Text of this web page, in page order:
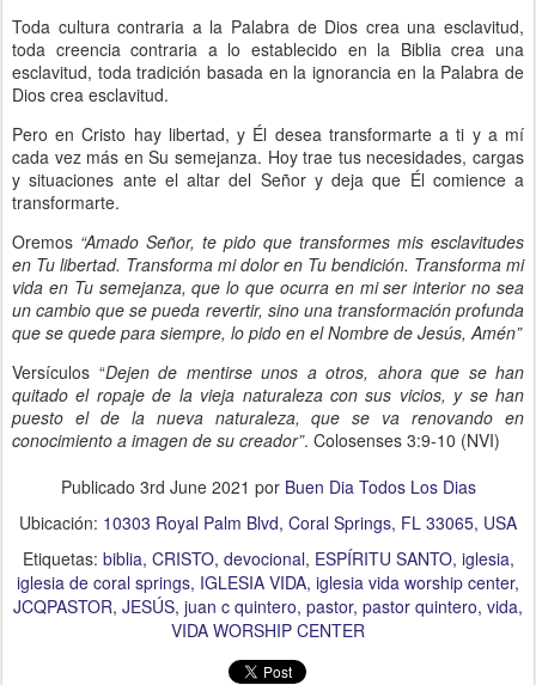
Toda cultura contraria a la Palabra de Dios crea una esclavitud,
toda creencia contraria a lo establecido en la Biblia crea una
esclavitud, toda tradición basada en la ignorancia en la Palabra de
Dios crea esclavitud.
Pero en Cristo hay libertad, y Él desea transformarte a ti y a mí
cada vez más en Su semejanza. Hoy trae tus necesidades, cargas
y situaciones ante el altar del Señor y deja que Él comience a
transformarte.
Oremos “Amado Señor, te pido que transformes mis esclavitudes
en Tu libertad. Transforma mi dolor en Tu bendición. Transforma mi
vida en Tu semejanza, que lo que ocurra en mi ser interior no sea
un cambio que se pueda revertir, sino una transformación profunda
que se quede para siempre, lo pido en el Nombre de Jesús, Amén”
Versículos “Dejen de mentirse unos a otros, ahora que se han
quitado el ropaje de la vieja naturaleza con sus vicios, y se han
puesto el de la nueva naturaleza, que se va renovando en
conocimiento a imagen de su creador”. Colosenses 3:9-10 (NVI)
Publicado 3rd June 2021 por Buen Dia Todos Los Dias
Ubicación: 10303 Royal Palm Blvd, Coral Springs, FL 33065, USA
Etiquetas: biblia CRISTO devocional ESPÍRITU SANTO iglesia
iglesia de coral springs IGLESIA VIDA iglesia vida worship center
JCQPASTOR JESÚS juan c quintero pastor pastor quintero vida
VIDA WORSHIP CENTER